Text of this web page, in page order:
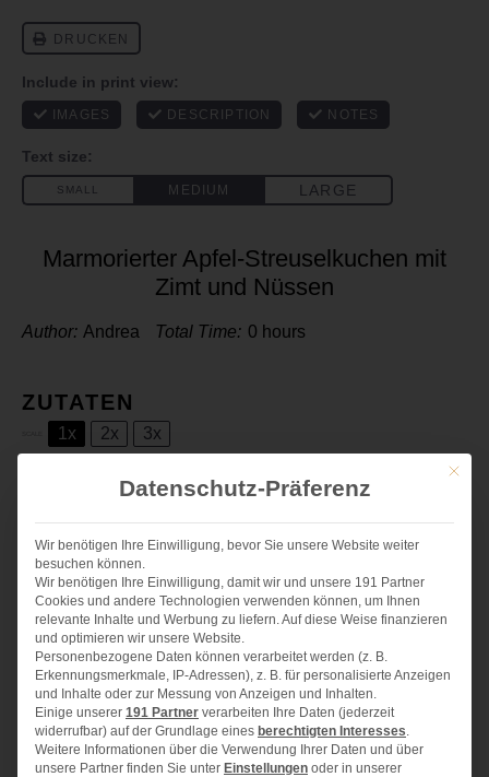
Marmorierter Apfel-Streuselkuchen mit
Zimt und Nüssen
Author: Andrea Total Time: 0 hours
ZUTATEN
1x 2x 3x
Für eine 26er oder 28er Springform:
Streusel:
200 gMehl
125 gButter
100 gZucker
1/2TL Zimt
50 ggehackte Haselnüsse
Äpfel
Mit
Datenschutz-Präferenz
Wir benötigen Ihre Einwilligung, bevor Sie unsere Website weiter
besuchen können.
Wir benötigen Ihre Einwilligung, damit wir und unsere 191 Partner
Cookies und andere Technologien verwenden können, um Ihnen
relevante Inhalte und Werbung zu liefern. Auf diese Weise finanzieren
und optimieren wir unsere Website.
Personenbezogene Daten können verarbeitet werden (z. B.
Erkennungsmerkmale, IP-Adressen), z. B. für personalisierte Anzeigen
und Inhalte oder zur Messung von Anzeigen und Inhalten.
Einige unserer 191 Partner verarbeiten Ihre Daten (jederzeit
widerrufbar) auf der Grundlage eines berechtigten Interesses
Weitere Informationen über die Verwendung Ihrer Daten und über
unsere Partner finden Sie unter Einstellungen oder in unserer